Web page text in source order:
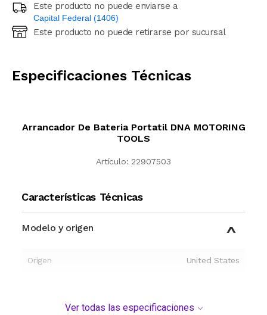
Este producto no puede enviarse a
Capital Federal (1406)
Ingresá código postal (sólo números)
Este producto no puede retirarse por sucursal
Especificaciones Técnicas
Arrancador De Bateria Portatil DNA MOTORING
TOOLS
Artículo: 22907503
Características Técnicas
Modelo y origen
Origen United States
Ver todas las especificaciones